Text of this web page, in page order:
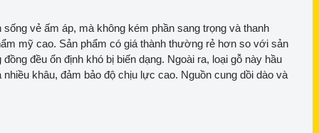
vẻ ấm áp, mà không kém phần sang trọng và thanh
mỹ cao. Sản phẩm có giá thành thường rẻ hơn so với sản
đều ổn định khó bị biến dạng. Ngoài ra, loại gỗ này hầu
khâu, đảm bảo độ chịu lực cao. Nguồn cung dồi dào và